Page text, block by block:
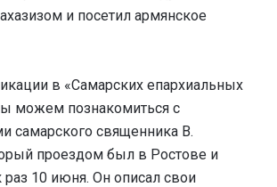
и посетил армянское
в «Самарских епархиальных
можем познакомиться с
самарского священника В.
проездом был в Ростове и
раз 10 июня. Он описал свои